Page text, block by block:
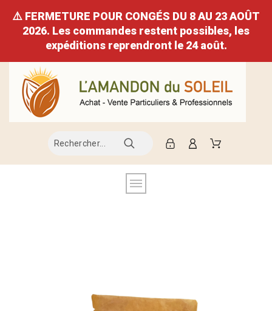
⚠️ FERMETURE POUR CONGÉS DU 8 AU 23 AOÛT
2026. Les commandes restent possibles, les
expéditions reprendront le 24 août.